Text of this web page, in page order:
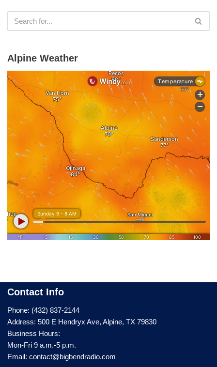
Alpine Weather
Contact Info
Phone: (432) 837-2144
Address: 500 E Hendryx Ave, Alpine, TX 79830
Business Hours:
Mon-Fri 9 a.m.-5 p.m.
Email: contact@bigbendradio.com